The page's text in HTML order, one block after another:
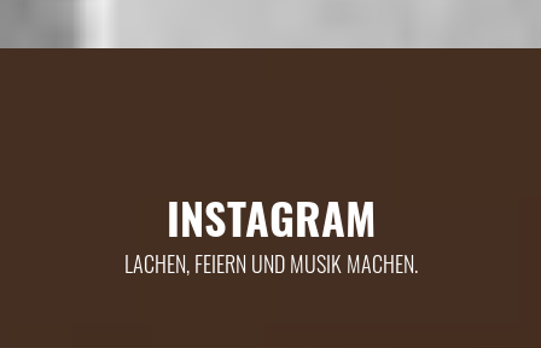
INSTAGRAM
LACHEN, FEIERN UND MUSIK MACHEN.